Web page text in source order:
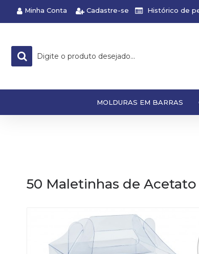
Minha Conta Cadastre-se Histórico de
MOLDURAS EM BARRAS
50 Maletinhas de